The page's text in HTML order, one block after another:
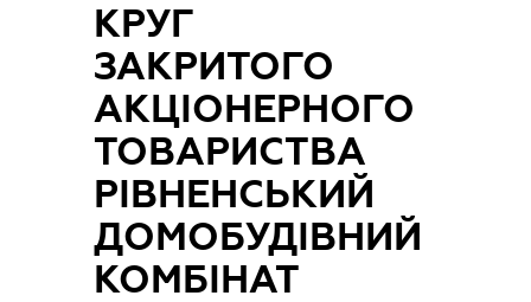
КРУГ
ЗАКРИТОГО
АКЦІОНЕРНОГО
ТОВАРИСТВА
РІВНЕНСЬКИЙ
ДОМОБУДІВНИЙ
КОМБІНАТ